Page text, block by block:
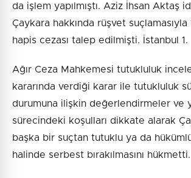
da işlem yapılmıştı. Aziz İhsan Aktaş
Çaykara hakkında rüşvet suçlamasıyla
hapis cezası talep edilmişti. İstanbul 1.
Ağır Ceza Mahkemesi tutukluluk
kararında verdiği karar ile tutukluluk
durumuna ilişkin değerlendirmeler ve
sürecindeki koşulları dikkate alarak
başka bir suçtan tutuklu ya da
halinde serbest bırakılmasını hükmetti.